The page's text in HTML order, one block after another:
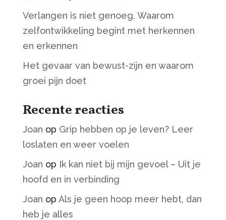
Verlangen is niet genoeg. Waarom
zelfontwikkeling begint met herkennen
en erkennen
Het gevaar van bewust-zijn en waarom
groei pijn doet
Recente reacties
Joan op Grip hebben op je leven? Leer
loslaten en weer voelen
Joan op Ik kan niet bij mijn gevoel – Uit je
hoofd en in verbinding
Joan op Als je geen hoop meer hebt, dan
heb je alles